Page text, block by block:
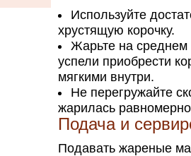
Используйте
хрустящую корочку.
Жарьте на среднем
успели приобрести
мягкими внутри.
Не перегружайте
жарилась
Подача и
Подавать жареные